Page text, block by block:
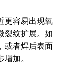
更容易出现氧
裂纹扩展。如
或者焊后表面
加。